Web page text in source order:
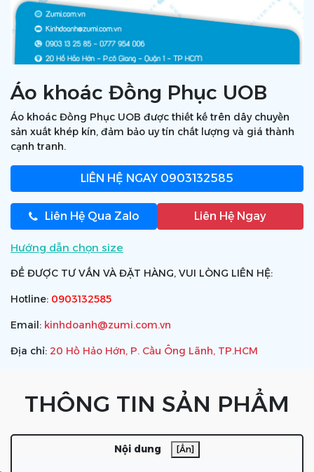
Áo khoác Đồng Phục UOB
Áo khoác Đồng Phục UOB được thiết kế trên dây chuyền
sản xuất khép kín, đảm bảo uy tín chất lượng và giá thành
cạnh tranh.
LIÊN HỆ NGAY 0903132585
Liên Hệ Qua Zalo Liên Hệ Ngay
Hướng dẫn chọn size
ĐỂ ĐƯỢC TƯ VẤN VÀ ĐẶT HÀNG, VUI LÒNG LIÊN HỆ:
Hotline: 0903132585
Email: kinhdoanh@zumi.com.vn
Địa chỉ: 20 Hồ Hảo Hớn, P. Cầu Ông Lãnh, TP.HCM
THÔNG TIN SẢN PHẨM
Nội dung [Ẩn]